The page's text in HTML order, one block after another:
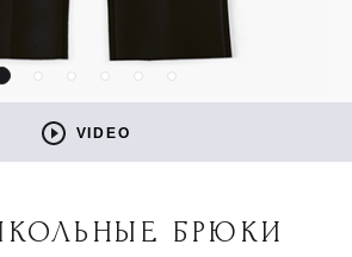
VIDEO
БРЮКИ